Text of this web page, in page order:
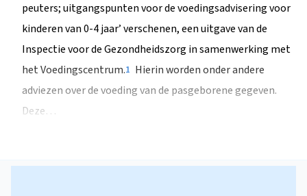
peuters; uitgangspunten voor de voedingsadvisering voor
kinderen van 0-4 jaar’ verschenen, een uitgave van de
Inspectie voor de Gezondheidszorg in samenwerking met
het Voedingscentrum.1 Hierin worden onder andere
adviezen over de voeding van de pasgeborene gegeven.
Deze…